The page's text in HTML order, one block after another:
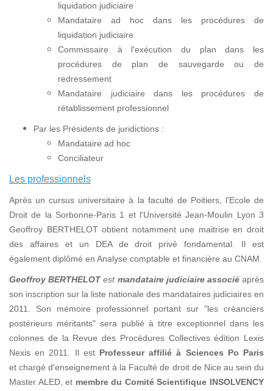
liquidation judiciaire
Mandataire ad hoc dans les procédures de
liquidation judiciaire
Commissaire à l'exécution du plan dans les
procédures de plan de sauvegarde ou de
redressement
Mandataire judiciaire dans les procédures de
rétablissement professionnel
Par les Présidents de juridictions :
Mandataire ad hoc
Conciliateur
Les professionnels
Après un cursus universitaire à la faculté de Poitiers, l'Ecole de
Droit de la Sorbonne-Paris 1 et l'Université Jean-Moulin Lyon 3
Geoffroy BERTHELOT obtient notamment une maitrise en droit
des affaires et un DEA de droit privé fondamental. Il est
également diplômé en Analyse comptable et financière au CNAM.
Geoffroy BERTHELOTest mandataire judiciaire associéaprès
son inscription sur la liste nationale des mandataires judiciaires en
2011. Son mémoire professionnel portant sur "les créanciers
postérieurs méritants" sera publié à titre exceptionnel dans les
colonnes de la Revue des Procédures Collectives édition Lexis
Nexis en 2011. Il est Professeur affilié à Sciences Po Paris
et chargé d'enseignement à la Faculté de droit de Nice au sein du
Master ALED, et membre du Comité Scientifique INSOLVENCY